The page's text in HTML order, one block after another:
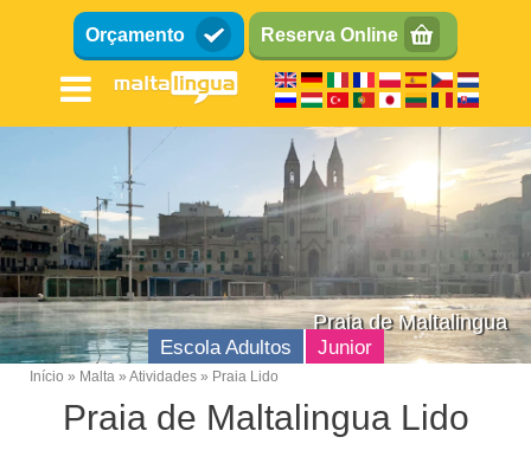
conteúdo
principal
Orçamento Reserva Online
Escola Adultos Junior
Escola de inglês
Praia de Maltalingua
Breadcrumb
Início Malta Atividades Praia Lido
Praia de Maltalingua Lido